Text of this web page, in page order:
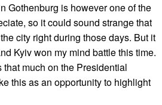
Gothenburg is however one of the
so it could sound strange that
city right during those days. But it
Kyiv won my mind battle this time.
much on the Presidential
this as an opportunity to highlight